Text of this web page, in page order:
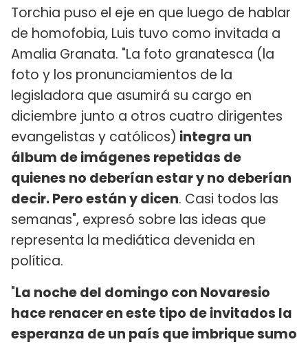
Torchia puso el eje en que luego de hablar
de homofobia, Luis tuvo como invitada a
Amalia Granata. "La foto granatesca (la
foto y los pronunciamientos de la
legisladora que asumirá su cargo en
diciembre junto a otros cuatro dirigentes
evangelistas y católicos) integra un
álbum de imágenes repetidas de
quienes no deberían estar y no deberían
decir. Pero están y dicen. Casi todos las
semanas", expresó sobre las ideas que
representa la mediática devenida en
política.
"La noche del domingo con Novaresio
hace renacer en este tipo de invitados la
esperanza de un país que imbrique sumo